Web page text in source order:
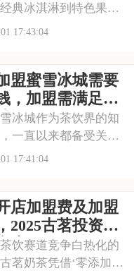
典冰淇淋到特色果
不同消费者口味。门
潜力，让众多投资者
，那么加盟蜜雪冰城
少费用呢？以下
17:43:04
盟蜜雪冰城需要
，加盟需满足哪
城作为茶饮界的知
一直以来都备受关
丰富的产品线和高性
是蜜雪冰城的忠实粉
，加盟蜜雪冰城的费
是多少呢？下面
17:41:04
店加盟费及加盟
2025古茗投资预
少
赛道竞争白热化的
茗奶茶凭借‘零添加、